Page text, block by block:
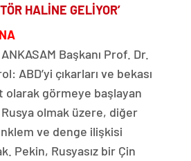
HALİNE GELİYOR’
ANKASAM Başkanı Prof. Dr.
ABD’yi çıkarları ve bekası
olarak görmeye başlayan
olmak üzere, diğer
ve denge ilişkisi
Pekin, Rusyasız bir Çin